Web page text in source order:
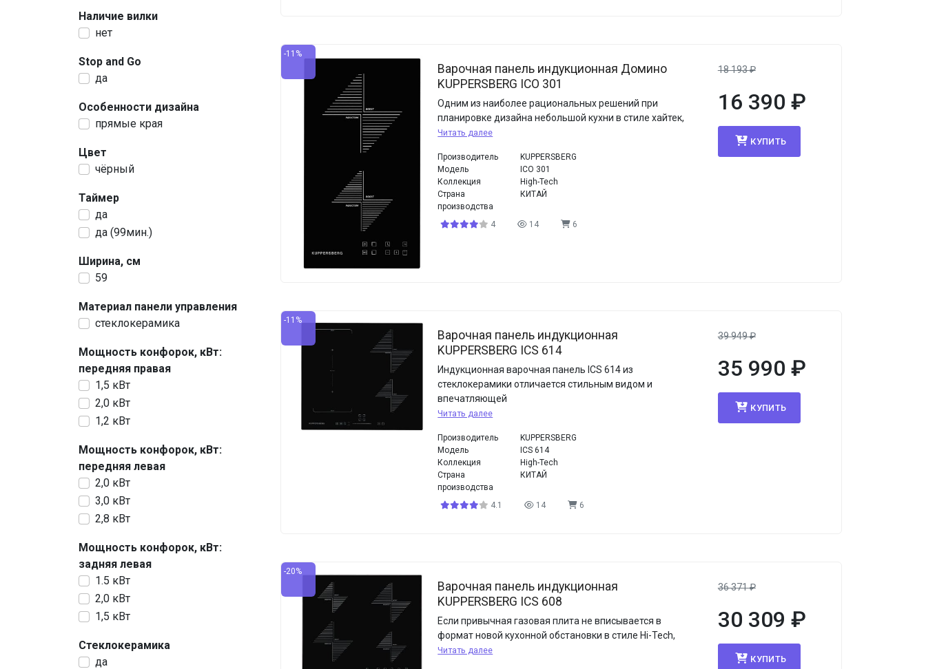
Наличие вилки
нет
Stop and Go
да
Особенности дизайна
прямые края
Цвет
чёрный
Таймер
да
да (99мин.)
Ширина, см
59
Материал панели управления
стеклокерамика
Мощность конфорок, кВт:
передняя правая
1,5 кВт
2,0 кВт
1,2 кВт
Мощность конфорок, кВт:
передняя левая
2,0 кВт
3,0 кВт
2,8 кВт
Мощность конфорок, кВт:
задняя левая
1.5 кВт
2,0 кВт
1,5 кВт
Стеклокерамика
да
-11%
Варочная панель индукционная Домино
KUPPERSBERG ICO 301
Одним из наиболее рациональных решений при
планировке дизайна небольшой кухни в стиле хайтек,
Читать далее
Производитель
KUPPERSBERG
Модель
ICO 301
Коллекция
High-Tech
Страна
производства
КИТАЙ
4 14 6
18 193₽
16 390 ₽
КУПИТЬ
-11%
Варочная панель индукционная
KUPPERSBERG ICS 614
Индукционная варочная панель ICS 614 из
стеклокерамики отличается стильным видом и
впечатляющей
Читать далее
Производитель
KUPPERSBERG
Модель
ICS 614
Коллекция
High-Tech
Страна
производства
КИТАЙ
4.1 14 6
39 949₽
35 990 ₽
КУПИТЬ
-20%
Варочная панель индукционная
KUPPERSBERG ICS 608
Если привычная газовая плита не вписывается в
формат новой кухонной обстановки в стиле Hi-Tech,
Читать далее
36 371₽
30 309 ₽
КУПИТЬ